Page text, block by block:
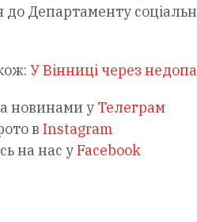
до Департаменту
У Вінниці через
новинами у Телеграм
в Instagram
на нас уFacebook